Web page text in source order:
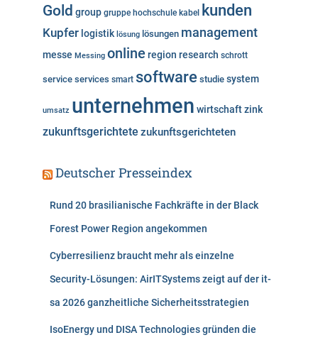
Gold group gruppe hochschule kabel kunden
Kupfer logistik lösung lösungen management
messe Messing online region research schrott
service services smart software studie system
umsatz unternehmen wirtschaftzink
zukunftsgerichtete zukunftsgerichteten
Deutscher Presseindex
Rund 20 brasilianische Fachkräfte in der Black
Forest Power Region angekommen
Cyberresilienz braucht mehr als einzelne
Security-Lösungen: AirITSystems zeigt auf der it-
sa 2026 ganzheitliche Sicherheitsstrategien
IsoEnergy und DISA Technologies gründen die